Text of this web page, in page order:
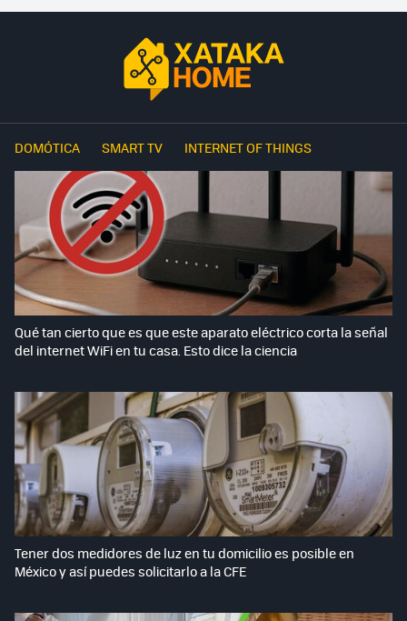
DOMÓTICA SMART TV INTERNET OF THINGS
Qué tan cierto que es que este aparato eléctrico corta la señal
del internet WiFi en tu casa. Esto dice la ciencia
Tener dos medidores de luz en tu domicilio es posible en
México y así puedes solicitarlo a la CFE